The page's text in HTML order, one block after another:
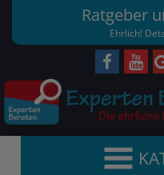
Ratgeber
Ehrlich!